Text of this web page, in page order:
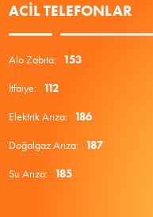
ACIL TELEFONLAR
Alo Zabıta: 153
İtfaiye: 112
Elektrik Arıza: 186
Doğalgaz Arıza: 187
Su Arıza: 185